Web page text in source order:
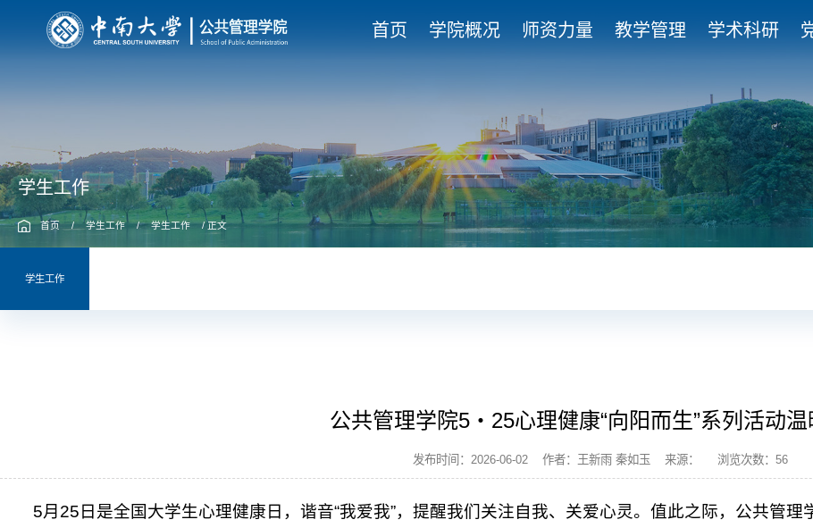
首页 学院概况 师资力量 教学管理 学术科研
学生工作
首页 / 学生工作 / 学生工作 / 正文
学生工作
公共管理学院5・25心理健康“向阳而生”系列活动
发布时间：2026-06-02 作者：王新雨 秦如玉 来源： 浏览次数： 56
5月25日是全国大学生心理健康日，谐音“我爱我”，提醒我们关注自我、关爱心灵。值此之际，公共管理